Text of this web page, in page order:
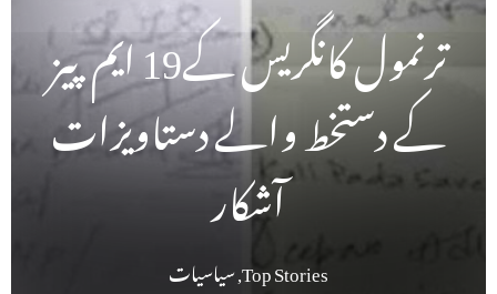
ترنمول کانگریس کے19 ایم پیز
کے دستخط والے دستاویزات
آشکار
Top Stories
,سیاسیات